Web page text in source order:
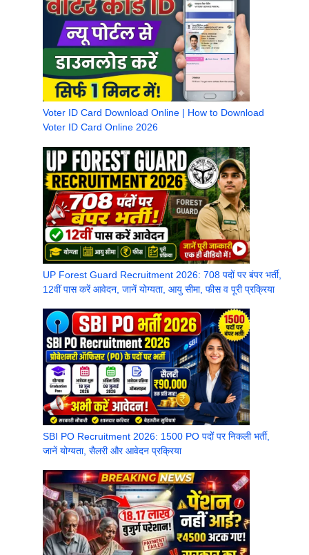
Voter ID Card Download Online | How to Download
Voter ID Card Online 2026
UP Forest Guard Recruitment 2026: 708 पदों पर बंपर भर्ती,
12वीं पास करें आवेदन, जानें योग्यता, आयु सीमा, फीस व पूरी प्रक्रिया
SBI PO Recruitment 2026: 1500 PO पदों पर निकली भर्ती,
जानें योग्यता, सैलरी और आवेदन प्रक्रिया